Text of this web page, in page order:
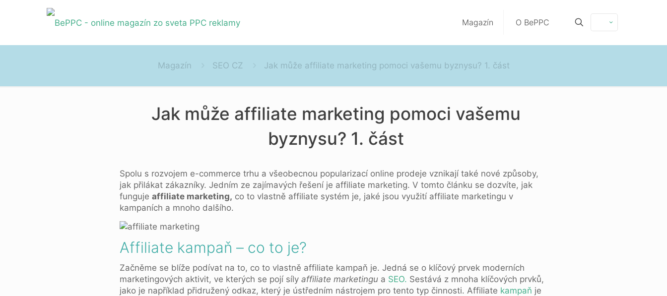
Magazín O BePPC
Magazín SEO CZ Jak může affiliate marketing pomoci vašemu byznysu? 1. část
Jak může affiliate marketing pomoci vašemu
byznysu? 1. část
Spolu s rozvojem e-commerce trhu a všeobecnou popularizací online prodeje vznikají také nové způsoby,
jak přilákat zákazníky. Jedním ze zajímavých řešení je affiliate marketing. V tomto článku se dozvíte, jak
funguje affiliate marketing, co to vlastně affiliate systém je, jaké jsou využití affiliate marketingu v
kampaních a mnoho dalšího.
Affiliate kampaň – co to je?
Začněme se blíže podívat na to, co to vlastně affiliate kampaň je. Jedná se o klíčový prvek moderních
marketingových aktivit, ve kterých se pojí síly affiliate marketingu a SEO. Sestává z mnoha klíčových prvků,
jako je například přidružený odkaz, který je ústředním nástrojem pro tento typ činnosti. Affiliate kampaň je